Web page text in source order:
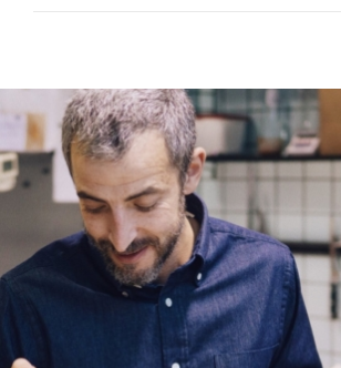
Engagé avec bon sens
Manifesto
Dandoy Family
Boutiques
articles